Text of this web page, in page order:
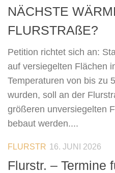
NÄCHSTE
FLURSTRAßE?
Petition richtet sich an:
auf versiegelten Flächen
Temperaturen von bis zu
wurden, soll an der
größeren unversiegelten
bebaut werden....
FLURSTR 16. JUNI 2026
Flurstr. – Termine